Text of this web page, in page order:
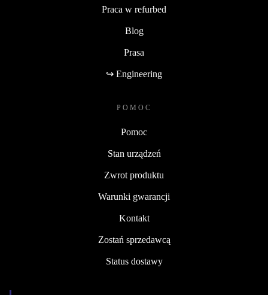
Praca w refurbed
Blog
Prasa
↪ Engineering
POMOC
Pomoc
Stan urządzeń
Zwrot produktu
Warunki gwarancji
Kontakt
Zostań sprzedawcą
Status dostawy